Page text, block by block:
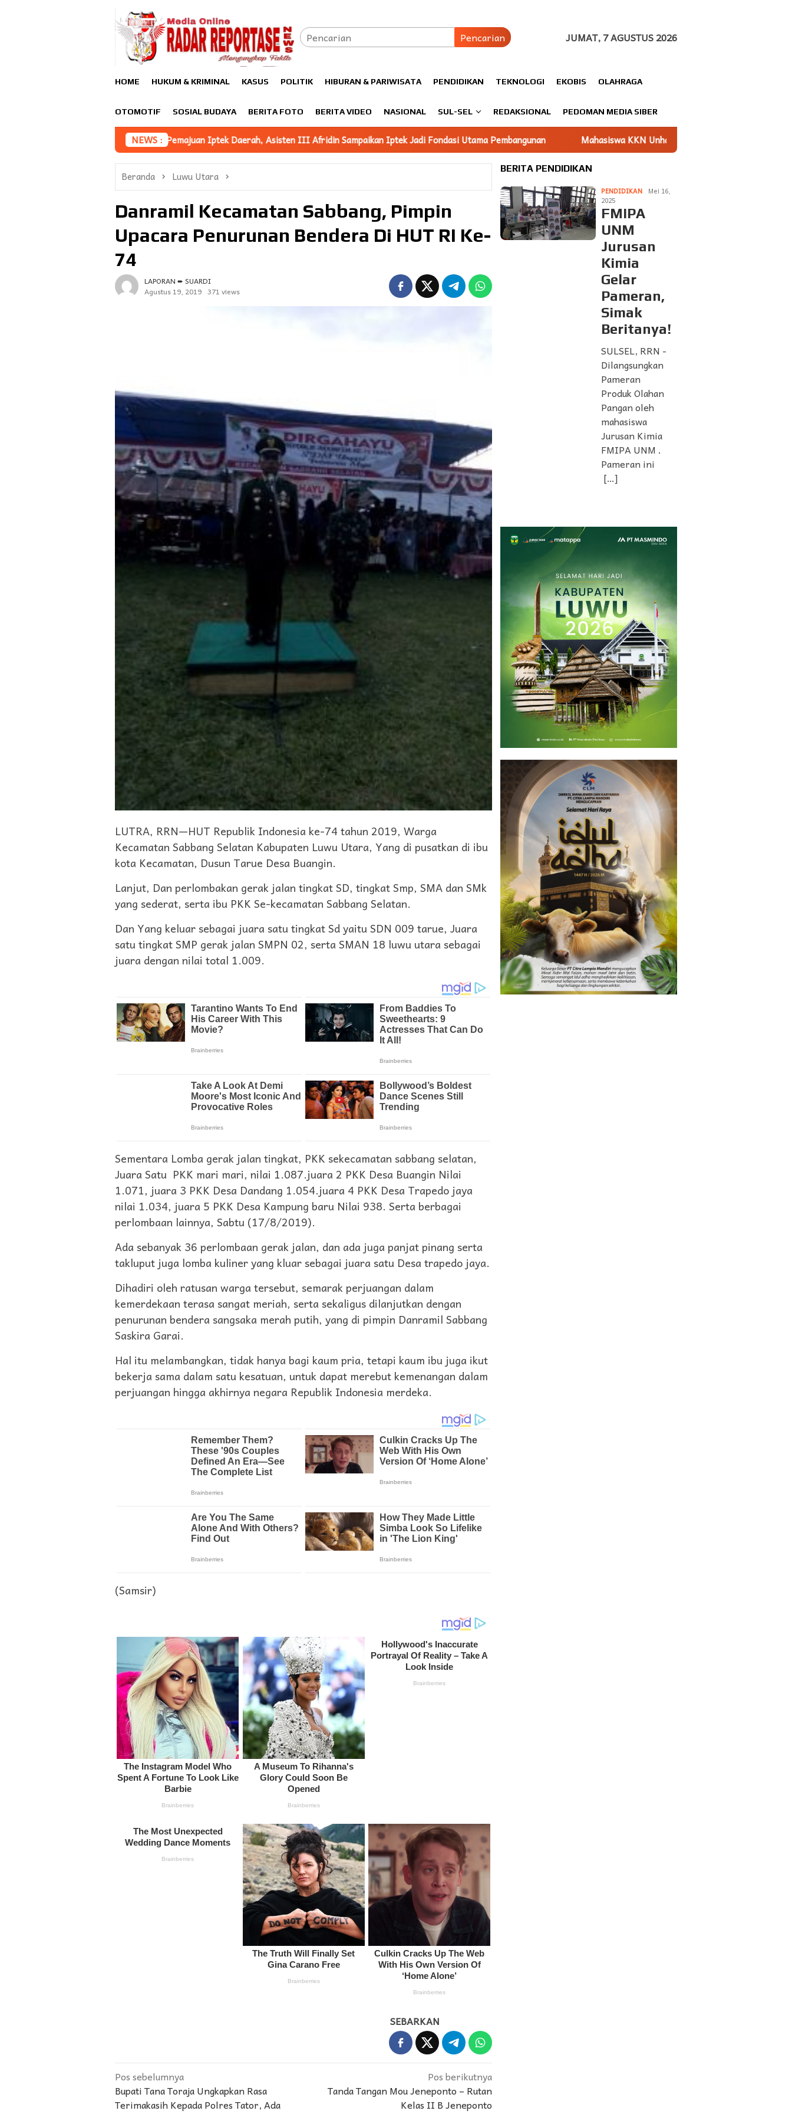
Pencarian JUMAT, 7 AGUSTUS 2026
HOME HUKUM & KRIMINAL KASUS POLITIK HIBURAN & PARIWISATA PENDIDIKAN TEKNOLOGI EKOBIS OLAHRAGA
OTOMOTIF SOSIAL BUDAYA BERITA FOTO BERITA VIDEO NASIONAL SUL-SEL REDAKSIONAL PEDOMAN MEDIA SIBER
NEWS :
Peta Jalan Pemajuan Iptek Daerah, Asisten III Afridin Sampaikan Iptek Jadi Fondasi Utama Pembangunan Mahasiswa KKN Unhas gelombang 116 Dampingi UMKM Minasatene Bangun
Beranda Luwu Utara
Danramil Kecamatan Sabbang, Pimpin
Upacara Penurunan Bendera Di HUT RI Ke-
74
LAPORAN ➨ SUARDI
Agustus 19, 2019 371 views
LUTRA, RRN—HUT Republik Indonesia ke-74 tahun 2019, Warga
Kecamatan Sabbang Selatan Kabupaten Luwu Utara, Yang di pusatkan di ibu
kota Kecamatan, Dusun Tarue Desa Buangin.
Lanjut, Dan perlombakan gerak jalan tingkat SD, tingkat Smp, SMA dan SMk
yang sederat, serta ibu PKK Se-kecamatan Sabbang Selatan.
Dan Yang keluar sebagai juara satu tingkat Sd yaitu SDN 009 tarue, Juara
satu tingkat SMP gerak jalan SMPN 02, serta SMAN 18 luwu utara sebagai
juara dengan nilai total 1.009.
Sementara Lomba gerak jalan tingkat, PKK sekecamatan sabbang selatan,
Juara Satu PKK mari mari, nilai 1.087.juara 2 PKK Desa Buangin Nilai
1.071, juara 3 PKK Desa Dandang 1.054.juara 4 PKK Desa Trapedo jaya
nilai 1.034, juara 5 PKK Desa Kampung baru Nilai 938. Serta berbagai
perlombaan lainnya, Sabtu (17/8/2019).
Ada sebanyak 36 perlombaan gerak jalan, dan ada juga panjat pinang serta
takluput juga lomba kuliner yang kluar sebagai juara satu Desa trapedo jaya.
Dihadiri oleh ratusan warga tersebut, semarak perjuangan dalam
kemerdekaan terasa sangat meriah, serta sekaligus dilanjutkan dengan
penurunan bendera sangsaka merah putih, yang di pimpin Danramil Sabbang
Saskira Garai.
Hal itu melambangkan, tidak hanya bagi kaum pria, tetapi kaum ibu juga ikut
bekerja sama dalam satu kesatuan, untuk dapat merebut kemenangan dalam
perjuangan hingga akhirnya negara Republik Indonesia merdeka.
(Samsir)
SEBARKAN
Navigasi
pos
Pos sebelumnya
Bupati Tana Toraja Ungkapkan Rasa
Terimakasih Kepada Polres Tator, Ada
Pos berikutnya
Tanda Tangan Mou Jeneponto – Rutan
Kelas II B Jeneponto
BERITA PENDIDIKAN
PENDIDIKAN
Mei 16,
2025
FMIPA
UNM
Jurusan
Kimia
Gelar
Pameran,
Simak
Beritanya!
SULSEL, RRN -
Dilangsungkan
Pameran
Produk Olahan
Pangan oleh
mahasiswa
Jurusan Kimia
FMIPA UNM .
Pameran ini
[…]